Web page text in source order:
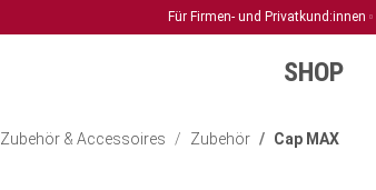
Für Firmen- und Privatkund:innen
SHOP
Zubehör & Accessoires Zubehör Cap MAX